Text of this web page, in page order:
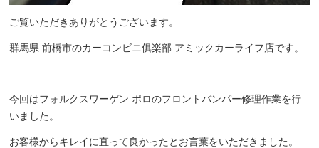
ご覧いただきありがとうございます。
群馬県 前橋市のカーコンビニ俱楽部 アミックカーライフ店です。
今回はフォルクスワーゲン ポロのフロントバンパー修理作業を行
いました。
お客様からキレイに直って良かったとお言葉をいただきました。